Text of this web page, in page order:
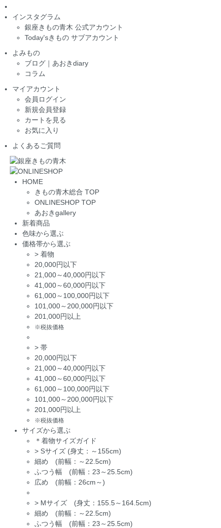
インスタグラム
銀座きもの青木 公式アカウント
Today'sきもの サブアカウント
よみもの
ブログ｜あおきdiary
コラム
マイアカウント
会員ログイン
新規会員登録
カートを見る
お気に入り
よくあるご質問
HOME
きもの青木総合 TOP
ONLINESHOP TOP
あおきgallery
新着商品
色味から選ぶ
価格帯から選ぶ
> 着物
20,000円以下
21,000～40,000円以下
41,000～60,000円以下
61,000～100,000円以下
101,000～200,000円以下
201,000円以上
※税抜価格
> 帯
20,000円以下
21,000～40,000円以下
41,000～60,000円以下
61,000～100,000円以下
101,000～200,000円以下
201,000円以上
※税抜価格
サイズから選ぶ
＊着物サイズガイド
> Sサイズ (身丈：～155cm)
細め (前幅：～22.5cm)
ふつう幅 (前幅：23～25.5cm)
広め (前幅：26cm～)
> Mサイズ (身丈：155.5～164.5cm)
細め (前幅：～22.5cm)
ふつう幅 (前幅：23～25.5cm)